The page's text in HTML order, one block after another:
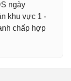
ngày
khu vực 1 -
chấp hợp